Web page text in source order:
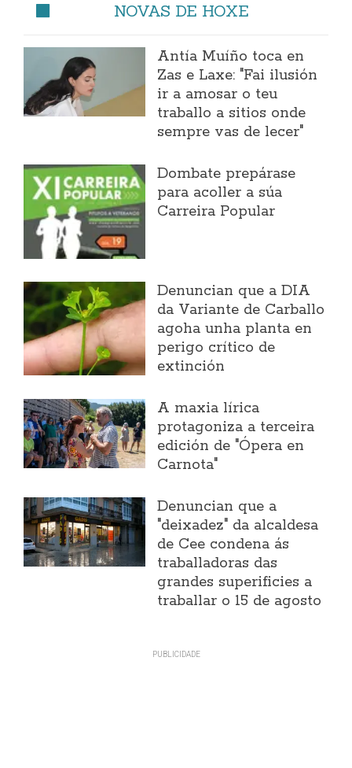
NOVAS DE HOXE
Antía Muíño toca en
Zas e Laxe: "Fai ilusión
ir a amosar o teu
traballo a sitios onde
sempre vas de lecer"
Dombate prepárase
para acoller a súa
Carreira Popular
Denuncian que a DIA
da Variante de Carballo
agoha unha planta en
perigo crítico de
extinción
A maxia lírica
protagoniza a terceira
edición de "Ópera en
Carnota"
Denuncian que a
"deixadez" da alcaldesa
de Cee condena ás
traballadoras das
grandes superificies a
traballar o 15 de agosto